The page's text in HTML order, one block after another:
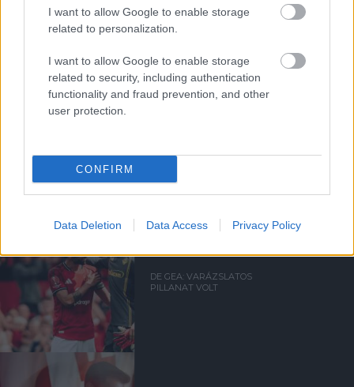
I want to allow Google to enable storage
related to personalization.
I want to allow Google to enable storage
related to security, including authentication
functionality and fraud prevention, and other
user protection.
CONFIRM
Data Deletion Data Access Privacy Policy
MUNKÁT VÉGEZ
MECCS ELŐTT
DE GEA: VARÁZSLATOS
PILLANAT VOLT